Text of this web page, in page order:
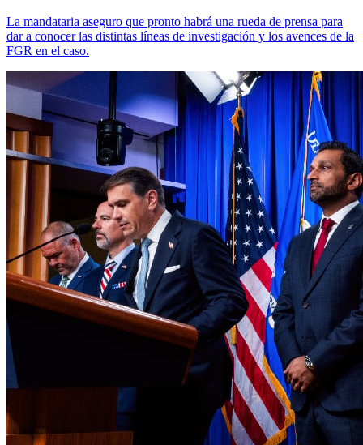
La mandataria aseguro que pronto habrá una rueda de prensa para
dar a conocer las distintas líneas de investigación y los avences de la
FGR en el caso.